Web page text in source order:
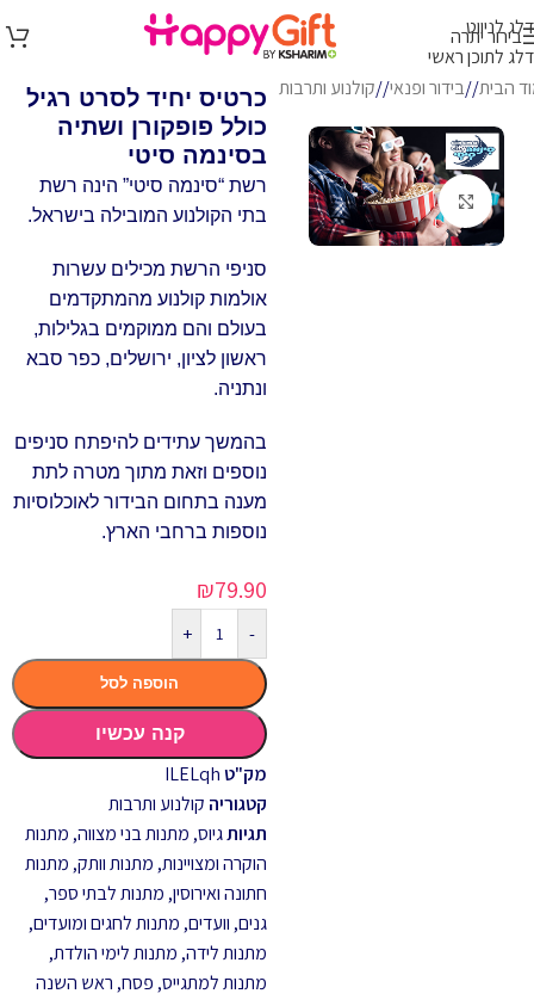
דלג לניווט
דלג לתוכן ראשי
בירור יתרה
הבית/ בידור ופנאי/ קולנוע ותרבות
לחץ להגדלה
כרטיס יחיד לסרט רגיל
כולל פופקורן ושתיה
בסינמה סיטי
רשת “סינמה סיטי” הינה רשת
בתי הקולנוע המובילה בישראל.
סניפי הרשת מכילים עשרות
אולמות קולנוע מהמתקדמים
בעולם והם ממוקמים בגלילות,
ראשון לציון, ירושלים, כפר סבא
ונתניה.
בהמשך עתידים להיפתח סניפים
נוספים וזאת מתוך מטרה לתת
מענה בתחום הבידור לאוכלוסיות
נוספות ברחבי הארץ.
₪79.90
-
+
הוספה לסל
קנה עכשיו
מק"טILELqh
קטגוריה קולנוע ותרבות
תגיותגיוס, מתנות בני מצווה, מתנות
הוקרה ומצויינות, מתנות וותק, מתנות
חתונה ואירוסין, מתנות לבתי ספר,
גנים, וועדים, מתנות לחגים ומועדים,
מתנות לידה, מתנות לימי הולדת,
מתנות למתגייס, פסח, ראש השנה